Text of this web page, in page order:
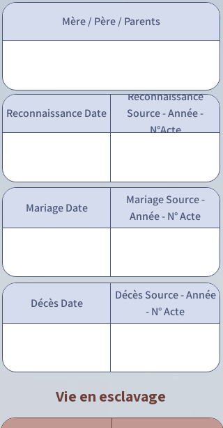
Mère / Père / Parents
Reconnaissance Date
Reconnaissance
Source - Année -
N°Acte
Mariage Date
Mariage Source -
Année - N° Acte
Décès Date
Décès Source - Année
- N° Acte
Vie en esclavage